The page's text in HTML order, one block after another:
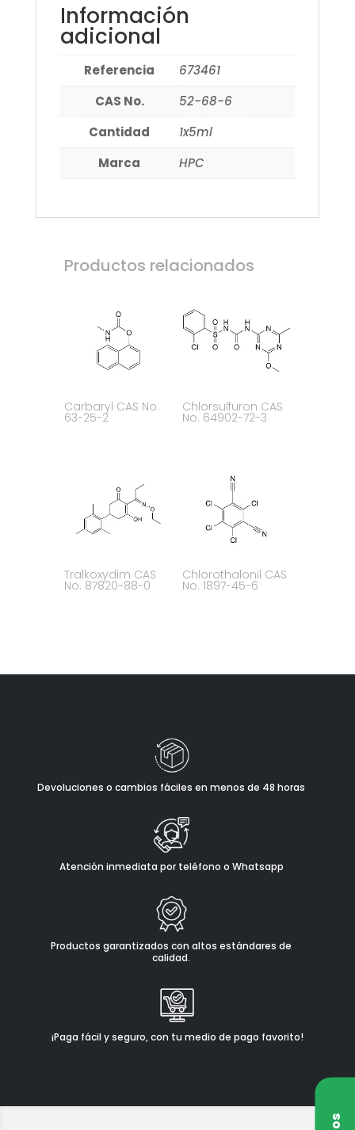
Información
adicional
Referencia
673461
CAS No.
52-68-6
Cantidad
1x5ml
Marca
HPC
Productos relacionados
Carbaryl CAS No.
63-25-2
Chlorsulfuron CAS
No. 64902-72-3
Tralkoxydim CAS
No. 87820-88-0
Chlorothalonil CAS
No. 1897-45-6
Devoluciones o cambios fáciles en menos de 48 horas
Atención inmediata por teléfono o Whatsapp
Productos garantizados con altos estándares de
calidad.
¡Paga fácil y seguro, con tu medio de pago favorito!